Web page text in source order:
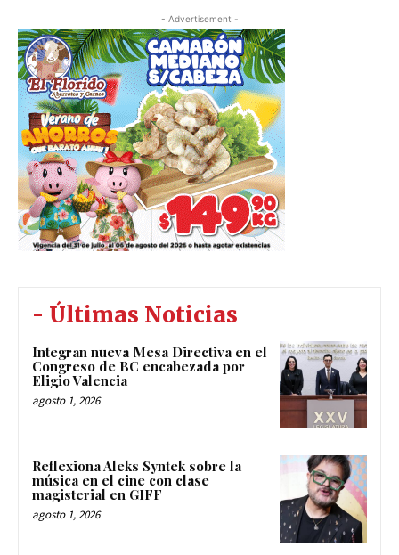
- Advertisement -
- Últimas Noticias
Integran nueva Mesa Directiva en el
Congreso de BC encabezada por
Eligio Valencia
agosto 1, 2026
Reflexiona Aleks Syntek sobre la
música en el cine con clase
magisterial en GIFF
agosto 1, 2026